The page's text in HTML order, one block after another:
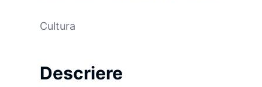
Cultura
Descriere